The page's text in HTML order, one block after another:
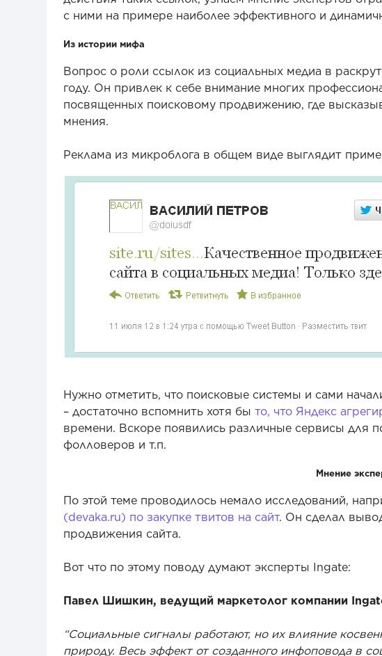
с ними на примере наиболее эффективного и
Из истории мифа
Вопрос о роли ссылок из социальных медиа в
году. Он привлек к себе внимание многих
посвященных поисковому продвижению, где
мнения.
Реклама из микроблога в общем виде выглядит
Нужно отметить, что поисковые системы и сами
– достаточно вспомнить хотя бы то, что Яндекс
времени. Вскоре появились различные сервисы для
фолловеров и т.п.
Мнение
По этой теме проводилось немало исследований,
(devaka.ru) по закупке твитов на сайт. Он сделал
продвижения сайта.
Вот что по этому поводу думают эксперты Ingate:
Павел Шишкин, ведущий маркетолог компании
“Социальные сигналы работают, но их влияние
природу. Весь эффект от созданного инфоповода в